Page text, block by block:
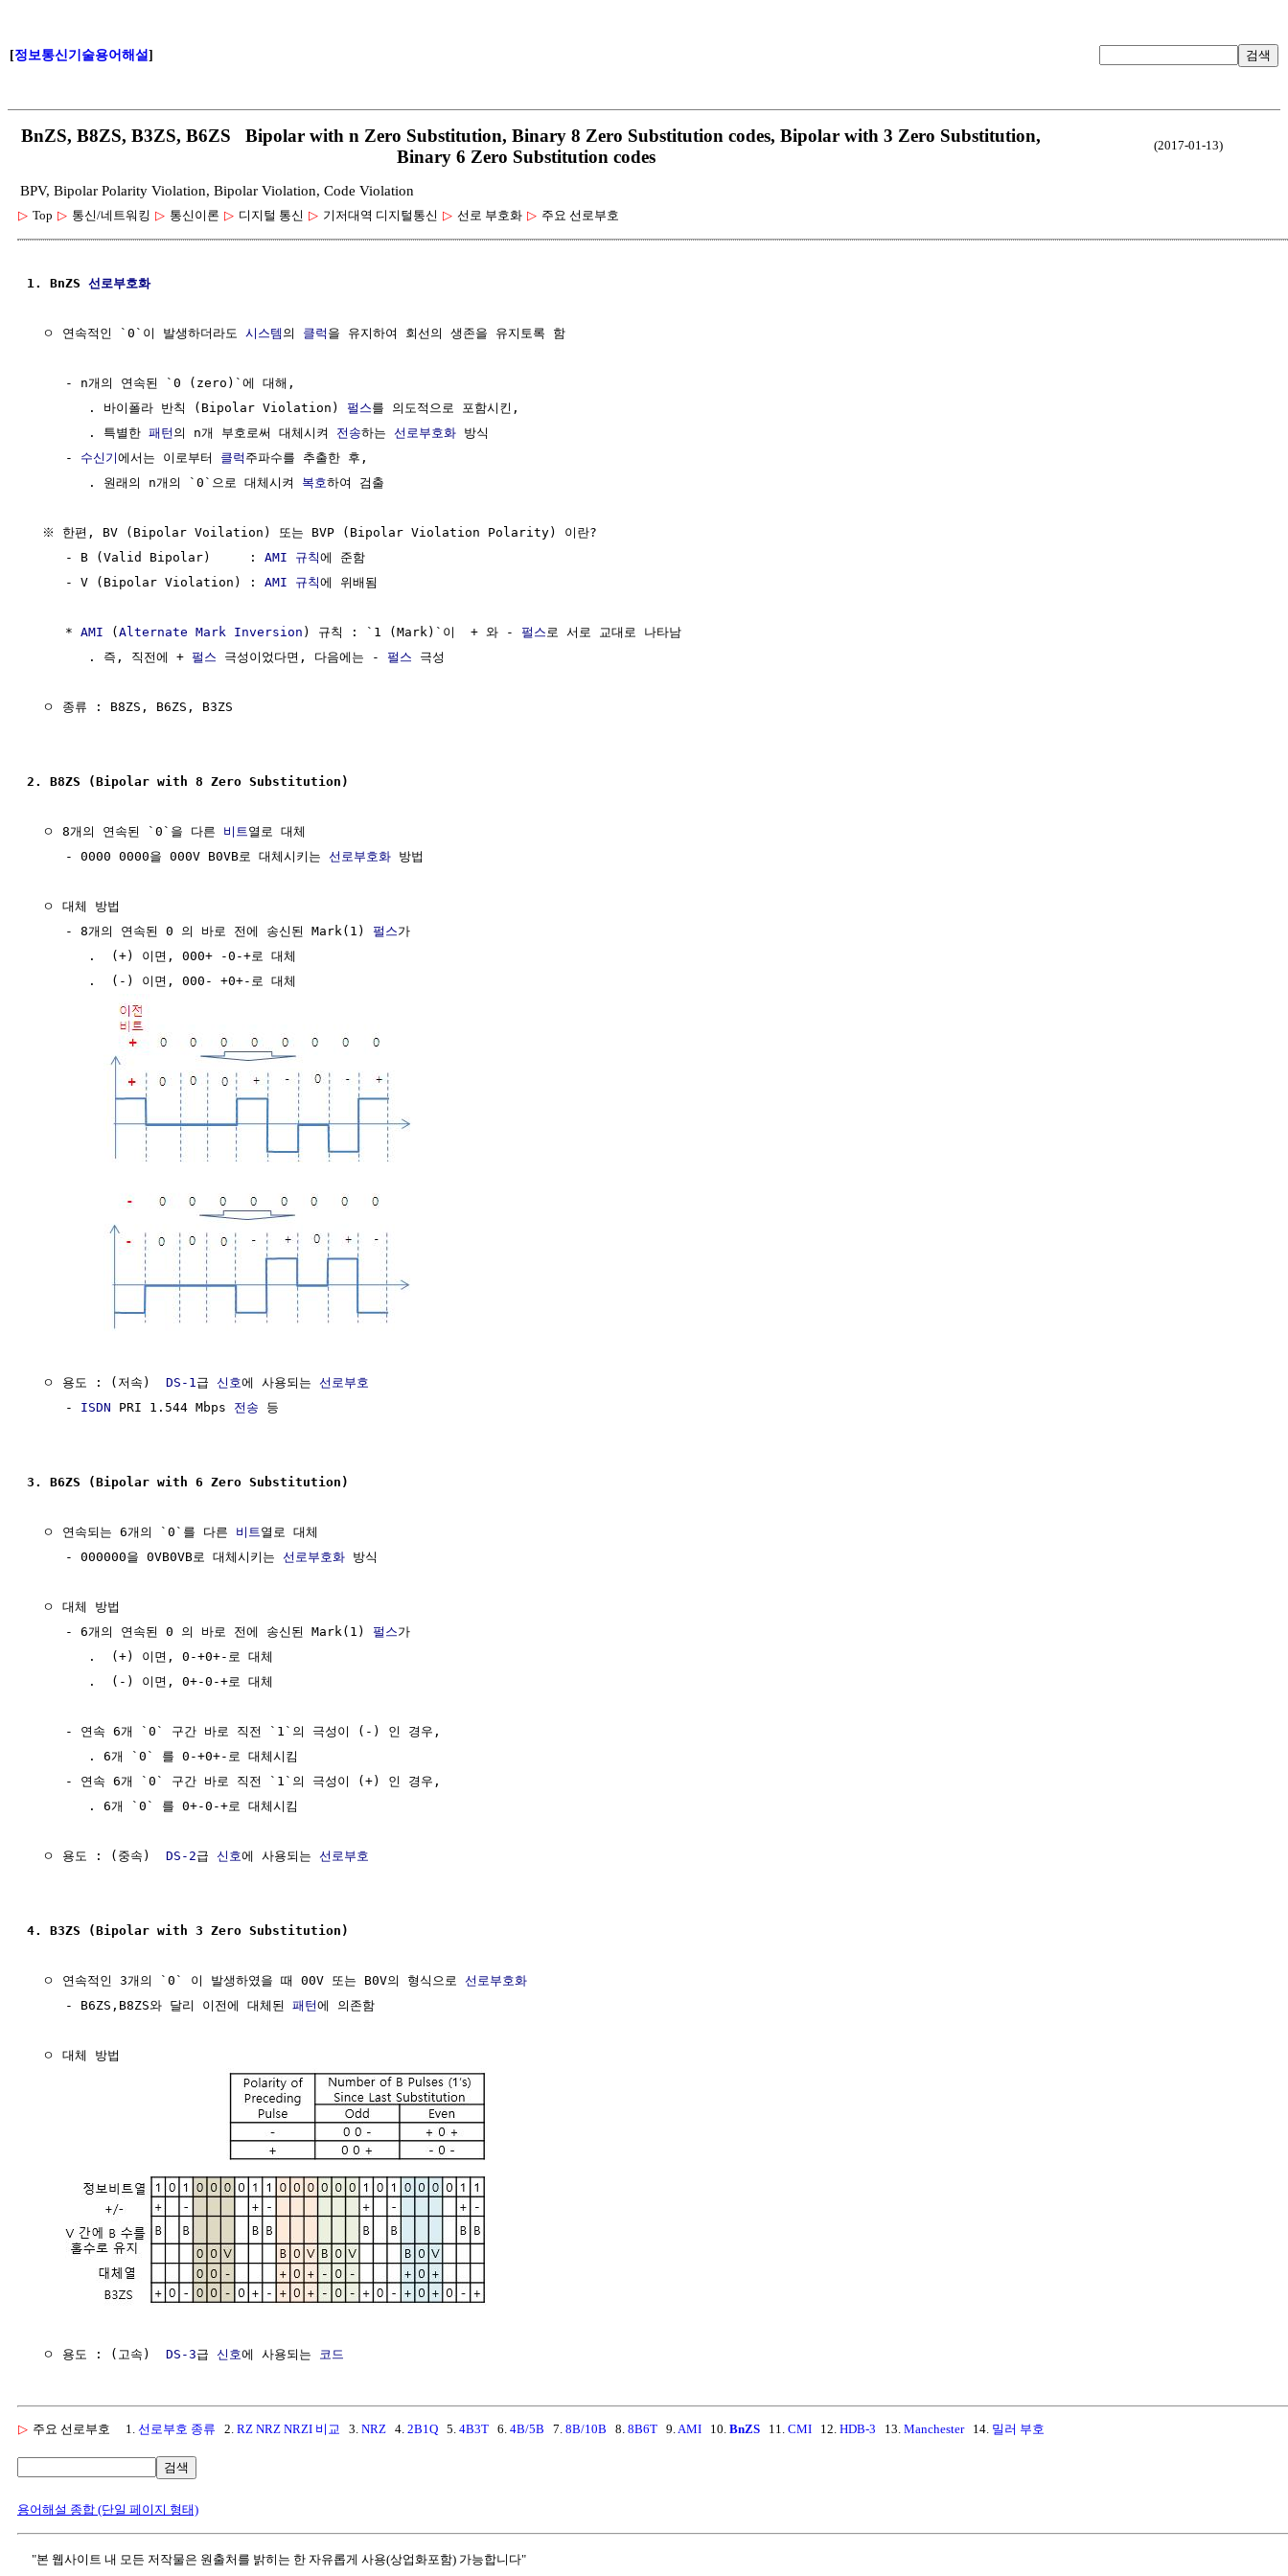
[정보통신기술용어해설] 검색
BnZS, B8ZS, B3ZS, B6ZS Bipolar with n Zero Substitution, Binary 8 Zero Substitution codes, Bipolar with 3 Zero Substitution,
Binary 6 Zero Substitution codes
(2017-01-13)
BPV, Bipolar Polarity Violation, Bipolar Violation, Code Violation
▷ Top ▷ 통신/네트워킹 ▷ 통신이론 ▷ 디지털 통신 ▷ 기저대역 디지털통신 ▷ 선로 부호화 ▷ 주요 선로부호
1. BnZS 선로부호화
  ㅇ 연속적인 `0`이 발생하더라도
시스템 의 클럭 을 유지하여 회선의 생존을 유지토록 함
     - n개의 연속된 `0 (zero)`에 대해,
        . 바이폴라 반칙 (Bipolar Violation)
펄스를 의도적으로 포함시킨,
        . 특별한
패턴 의 n개 부호로써 대체시켜 전송하는 선로부호화 방식
     -
수신기에서는 이로부터 클럭 주파수를 추출한 후,
        . 원래의 n개의 `0`으로 대체시켜
복호하여 검출
  ※ 한편, BV (Bipolar Voilation) 또는 BVP (Bipolar Violation Polarity) 이란?
     - B (Valid Bipolar)     :
AMI 규칙에 준함
     - V (Bipolar Violation) :
AMI 규칙에 위배됨
     *
AMI (Alternate Mark Inversion ) 규칙 : `1 (Mark)`이  + 와 - 펄스 로 서로 교대로 나타남
        . 즉, 직전에 +
펄스 극성이었다면, 다음에는 - 펄스 극성
  ㅇ 종류 : B8ZS, B6ZS, B3ZS
2. B8ZS (Bipolar with 8 Zero Substitution)
  ㅇ 8개의 연속된 `0`을 다른
비트 열로 대체
     - 0000 0000을 000V B0VB로 대체시키는
선로부호화 방법
  ㅇ 대체 방법
     - 8개의 연속된 0 의 바로 전에 송신된 Mark(1)
펄스가
        .  (+) 이면, 000+ -0-+로 대체
        .  (-) 이면, 000- +0+-로 대체
  ㅇ 용도 : (저속)
DS-1 급 신호에 사용되는 선로부호
     -
ISDN PRI 1.544 Mbps 전송 등
3. B6ZS (Bipolar with 6 Zero Substitution)
  ㅇ 연속되는 6개의 `0`를 다른
비트 열로 대체
     - 000000을 0VB0VB로 대체시키는
선로부호화 방식
  ㅇ 대체 방법
     - 6개의 연속된 0 의 바로 전에 송신된 Mark(1)
펄스가
        .  (+) 이면, 0-+0+-로 대체
        .  (-) 이면, 0+-0-+로 대체
     - 연속 6개 `0` 구간 바로 직전 `1`의 극성이 (-) 인 경우,
        . 6개 `0` 를 0-+0+-로 대체시킴
     - 연속 6개 `0` 구간 바로 직전 `1`의 극성이 (+) 인 경우,
        . 6개 `0` 를 0+-0-+로 대체시킴
  ㅇ 용도 : (중속)
DS-2급 신호에 사용되는 선로부호
4. B3ZS (Bipolar with 3 Zero Substitution)
  ㅇ 연속적인 3개의 `0` 이 발생하였을 때 00V 또는 B0V의 형식으로
선로부호화
     - B6ZS,B8ZS와 달리 이전에 대체된
패턴에 의존함
  ㅇ 대체 방법
  ㅇ 용도 : (고속)
DS-3급 신호에 사용되는 코드
▷ 주요 선로부호 1. 선로부호 종류 2. RZ NRZ NRZI 비교 3. NRZ 4. 2B1Q 5. 4B3T 6. 4B/5B 7. 8B/10B 8. 8B6T 9. AMI 10. BnZS 11. CMI 12. HDB-3 13. Manchester14. 밀러 부호
검색
용어해설 종합 (단일 페이지 형태)
"본 웹사이트 내 모든 저작물은 원출처를 밝히는 한 자유롭게 사용(상업화포함) 가능합니다"